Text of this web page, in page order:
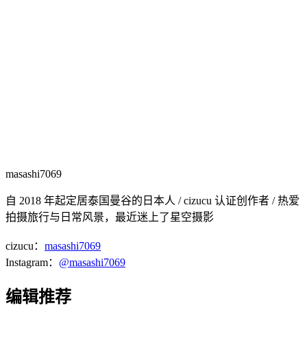
masashi7069
自 2018 年起定居泰国曼谷的日本人 / cizucu 认证创作者 / 热爱
拍摄旅行与日常风景，最近迷上了星空摄影
cizucu： masashi7069
Instagram： @masashi7069
编辑推荐